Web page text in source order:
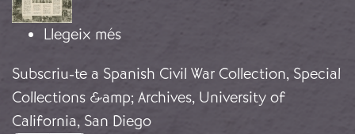
Llegeix méssobre España Nacional os invita a
Subscriu-te a Spanish Civil War Collection, Special
Collections &amp; Archives, University of
California, San Diego